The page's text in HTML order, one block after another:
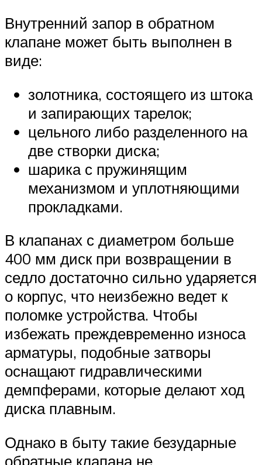
Внутренний запор в обратном
клапане может быть выполнен в
виде:
золотника, состоящего из штока
и запирающих тарелок;
цельного либо разделенного на
две створки диска;
шарика с пружинящим
механизмом и уплотняющими
прокладками.
В клапанах с диаметром больше
400 мм диск при возвращении в
седло достаточно сильно ударяется
о корпус, что неизбежно ведет к
поломке устройства. Чтобы
избежать преждевременно износа
арматуры, подобные затворы
оснащают гидравлическими
демпферами, которые делают ход
диска плавным.
Однако в быту такие безударные
обратные клапана не